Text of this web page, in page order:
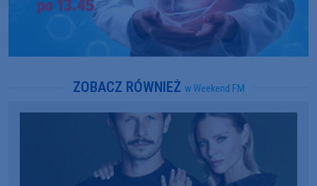
ZOBACZ RÓWNIEŻ w Weekend FM